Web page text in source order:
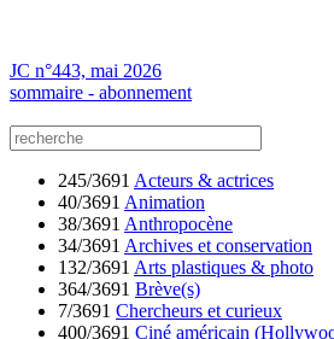
JC n°443, mai 2026
sommaire - abonnement
245/3691 Acteurs & actrices
40/3691 Animation
38/3691 Anthropocène
34/3691 Archives et conservation
132/3691 Arts plastiques & photo
364/3691 Brève(s)
7/3691 Chercheurs et curieux
400/3691 Ciné américain